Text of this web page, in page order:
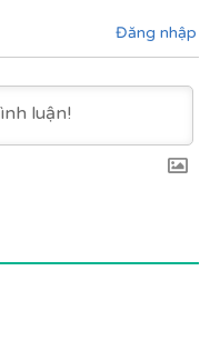
Đăng nhập